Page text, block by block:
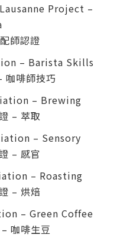
Project –
師認證
– Barista Skills
咖啡師技巧
– Brewing
– 萃取
– Sensory
– 感官
– Roasting
– 烘焙
– Green Coffee
咖啡生豆